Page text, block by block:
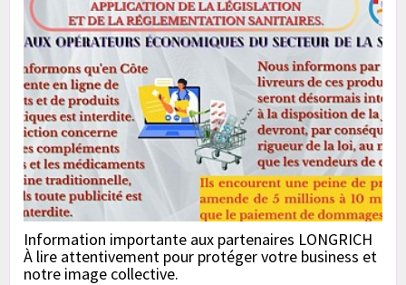
Information importante aux partenaires LONGRICH
À lire attentivement pour protéger votre business et
notre image collective.